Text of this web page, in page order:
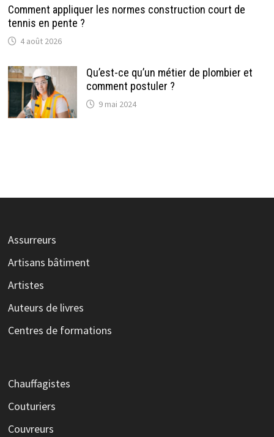
Comment appliquer les normes construction court de
tennis en pente ?
4 août 2026
Qu’est-ce qu’un métier de plombier et
comment postuler ?
9 mai 2024
Assurreurs
Artisans bâtiment
Artistes
Auteurs de livres
Centres de formations
Chauffagistes
Couturiers
Couvreurs